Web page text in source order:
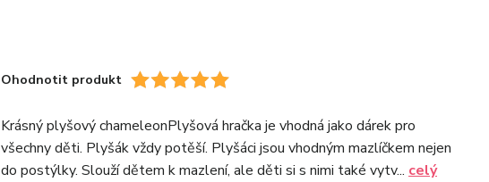
Ohodnotit produkt
Krásný plyšový chameleonPlyšová hračka je vhodná jako dárek pro
všechny děti. Plyšák vždy potěší. Plyšáci jsou vhodným mazlíčkem nejen
do postýlky. Slouží dětem k mazlení, ale děti si s nimi také vytv... celý